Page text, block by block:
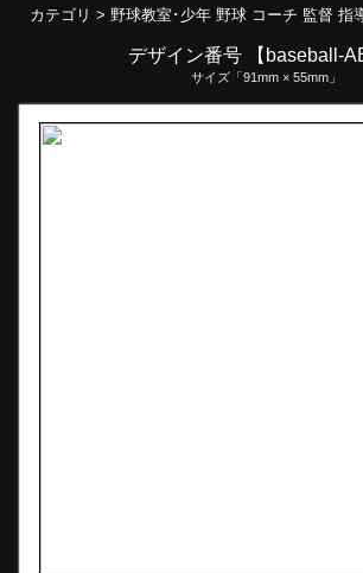
カテゴリ > 野球教室･少年 野球 コーチ 監督 指
デザイン番号 【baseball-
サイズ「91mm × 55mm」